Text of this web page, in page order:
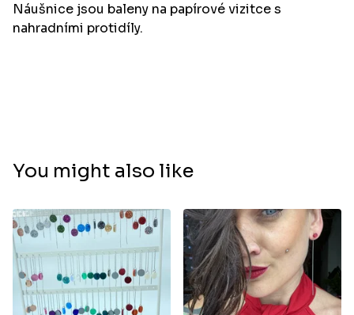
Náušnice jsou baleny na papírové vizitce s
nahradními protidíly.
You might also like